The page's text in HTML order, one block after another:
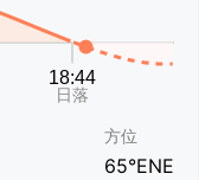
方位
65°ENE